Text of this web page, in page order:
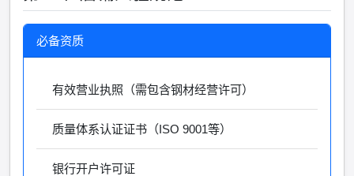
必备资质
有效营业执照（需包含钢材经营许可）
质量体系认证证书（ISO 9001等）
银行开户许可证